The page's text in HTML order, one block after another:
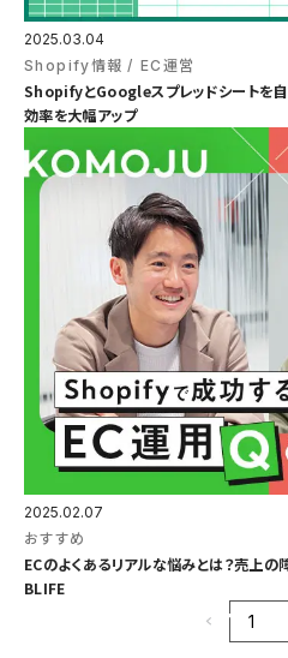
2025.03.04
Shopify情報
EC運営
ShopifyとGoogleスプレッドシートを
効率を大幅アップ
2025.02.07
おすすめ
ECのよくあるリアルな悩みとは？売上
BLIFE